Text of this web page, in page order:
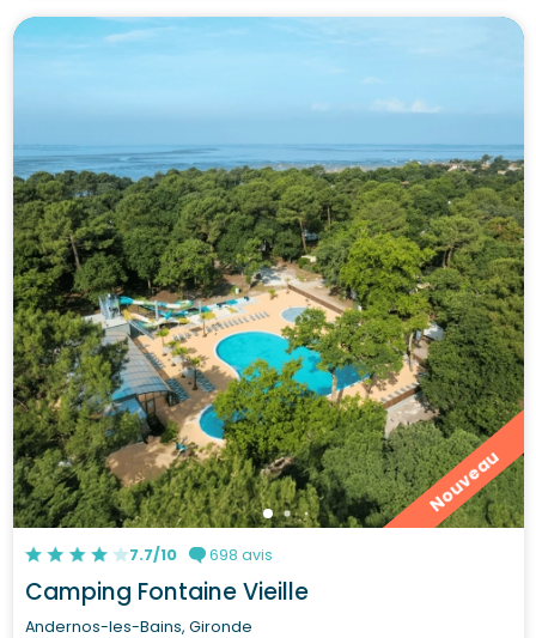
Nouveau
7.7/10 698 avis
Camping Fontaine Vieille
Andernos-les-Bains, Gironde